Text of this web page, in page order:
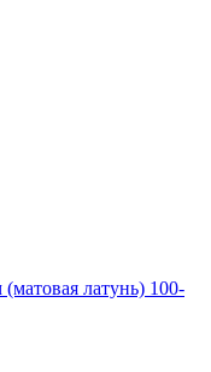
латунь) 100-